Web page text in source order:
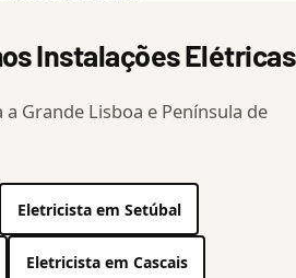
Instalações Elétricas
Grande Lisboa e Península de
Eletricista em Setúbal
Eletricista em Cascais